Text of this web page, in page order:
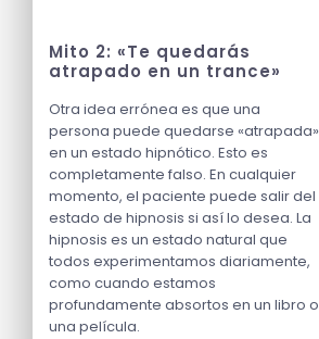
Mito 2: «Te quedarás
atrapado en un trance»
Otra idea errónea es que una
persona puede quedarse «atrapada»
en un estado hipnótico. Esto es
completamente falso. En cualquier
momento, el paciente puede salir del
estado de hipnosis si así lo desea. La
hipnosis es un estado natural que
todos experimentamos diariamente,
como cuando estamos
profundamente absortos en un libro o
una película.